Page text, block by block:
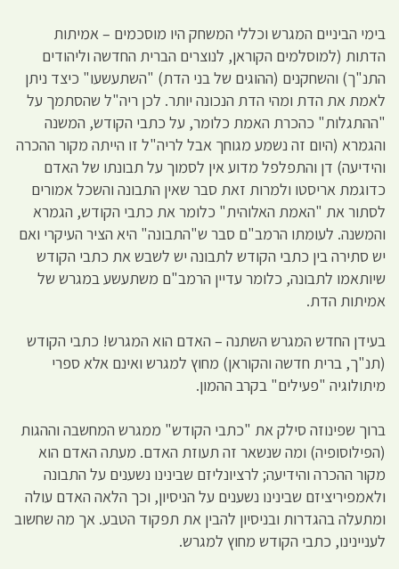
בימי הביניים המגרש וכללי המשחק היו מוסכמים – אמיתות
הדתות (למוסלמים הקוראן, לנוצרים הברית החדשה וליהודים
התנ"ך) והשחקנים (ההוגים של בני הדת) "השתעשעו" כיצד ניתן
לאמת את הדת ומהי הדת הנכונה יותר. לכן ריה"ל שהסתמך על
"ההתגלות" כהכרת האמת כלומר, על כתבי הקודש, המשנה
והגמרא (היום זה נשמע מגוחך אבל לריה"ל זו הייתה מקור ההכרה
והידיעה) דן והתפלפל מדוע אין לסמוך על תבונתו של האדם
כדוגמת אריסטו ולמרות זאת סבר שאין התבונה והשכל אמורים
לסתור את "האמת האלוהית" כלומר את כתבי הקודש, הגמרא
והמשנה. לעומתו הרמב"ם סבר ש"התבונה" היא הציר העיקרי ואם
יש סתירה בין כתבי הקודש לתבונה יש לשבש את כתבי הקודש
שיותאמו לתבונה, כלומר עדיין הרמב"ם משתעשע במגרש של
אמיתות הדת.
בעידן החדש המגרש השתנה – האדם הוא המגרש! כתבי הקודש
(תנ"ך, ברית חדשה והקוראן) מחוץ למגרש ואינם אלא ספרי
מיתולוגיה "פעילים" בקרב ההמון.
ברוך שפינוזה סילק את "כתבי הקודש" ממגרש המחשבה וההגות
(הפילוסופיה) ומה שנשאר זה תעוזת האדם. מעתה האדם הוא
מקור ההכרה והידיעה; לרציונליזם שבינינו נשענים על התבונה
ולאמפיריציזם שבינינו נשענים על הניסיון, וכך הלאה האדם עולה
ומתעלה בהגדרות ובניסיון להבין את תפקוד הטבע. אך מה שחשוב
לעניינינו, כתבי הקודש מחוץ למגרש.